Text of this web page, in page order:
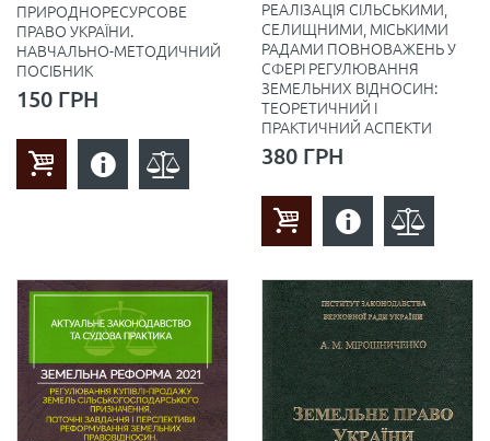
ПРИРОДНОРЕСУРСОВЕ
ПРАВО УКРАЇНИ.
НАВЧАЛЬНО-МЕТОДИЧНИЙ
ПОСІБНИК
150 ГРН
РЕАЛІЗАЦІЯ СІЛЬСЬКИМИ,
СЕЛИЩНИМИ, МІСЬКИМИ
РАДАМИ ПОВНОВАЖЕНЬ У
СФЕРІ РЕГУЛЮВАННЯ
ЗЕМЕЛЬНИХ ВІДНОСИН:
ТЕОРЕТИЧНИЙ І
ПРАКТИЧНИЙ АСПЕКТИ
380 ГРН